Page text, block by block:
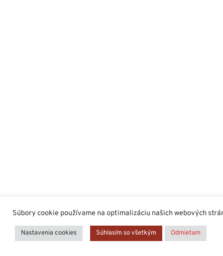
Súbory cookie používame na optimalizáciu našich webových
Nastavenia cookies Súhlasím so všetkým Odmietam